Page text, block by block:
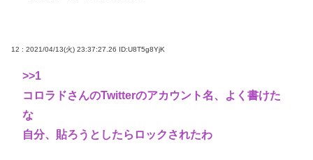
12 : 2021/04/13(火) 23:37:27.26 ID:U8T5g8YjK
>>1
コロラドさんのTwitterのアカウント名、よく書けた
な
自分、貼ろうとしたらロックされたわ